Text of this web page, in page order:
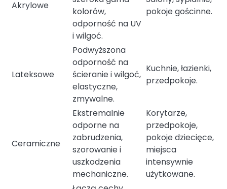
Akrylowe
kolorów,
odporność na UV
i wilgoć.
pokoje gościnne.
Lateksowe
Podwyższona
odporność na
ścieranie i wilgoć,
elastyczne,
zmywalne.
Kuchnie, łazienki,
przedpokoje.
Ceramiczne
Ekstremalnie
odporne na
zabrudzenia,
szorowanie i
uszkodzenia
mechaniczne.
Korytarze,
przedpokoje,
pokoje dziecięce,
miejsca
intensywnie
użytkowane.